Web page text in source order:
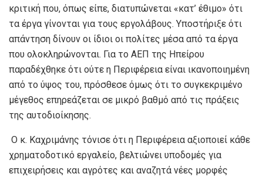
κριτική που, όπως είπε, διατυπώνεται «κατ’ έθιμο» ότι
τα έργα γίνονται για τους εργολάβους. Υποστήριξε ότι
απάντηση δίνουν οι ίδιοι οι πολίτες μέσα από τα έργα
που ολοκληρώνονται. Για το ΑΕΠ της Ηπείρου
παραδέχθηκε ότι ούτε η Περιφέρεια είναι ικανοποιημένη
από το ύψος του, πρόσθεσε όμως ότι το συγκεκριμένο
μέγεθος επηρεάζεται σε μικρό βαθμό από τις πράξεις
της αυτοδιοίκησης.
Ο κ. Καχριμάνης τόνισε ότι η Περιφέρεια αξιοποιεί κάθε
χρηματοδοτικό εργαλείο, βελτιώνει υποδομές για
επιχειρήσεις και αγρότες και αναζητά νέες μορφές